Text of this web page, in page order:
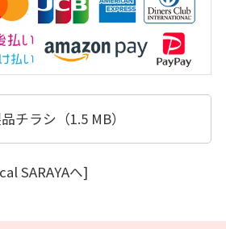
チラシ（1.5 MB）
SARAYAへ]